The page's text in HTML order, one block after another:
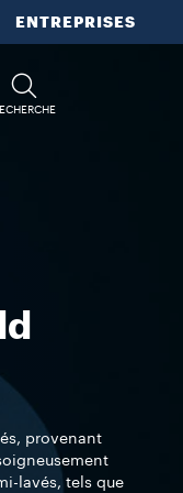
ENTREPRISES
provenant
lavés, tels que